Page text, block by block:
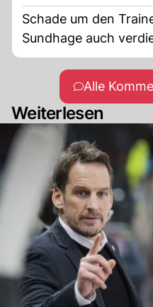
Schade um den Trainer-
Sundhage auch
Alle
Weiterlesen